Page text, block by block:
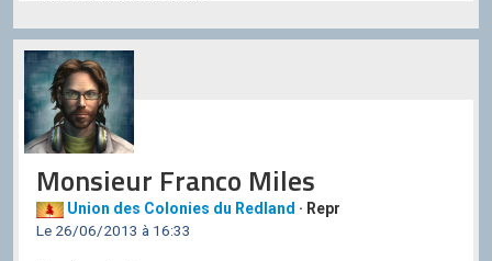
Monsieur Franco Miles
Union des Colonies du Redland · Repr
Le 26/06/2013 à 16:33